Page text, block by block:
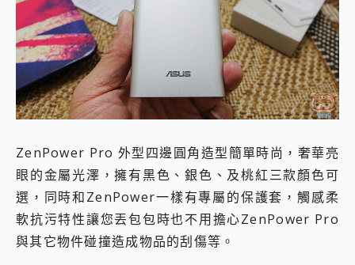
ZenPower Pro 外型四邊圓角造型簡單時尚，奢華亮
眼的金屬光澤，擁有黑色、銀色、及桃紅三款顏色可
選，同時和ZenPower一樣有專屬的保護套，觸感柔
軟抗污特性讓您丟包包時也不用擔心ZenPower Pro
與其它物件碰撞造成物品的刮傷等。